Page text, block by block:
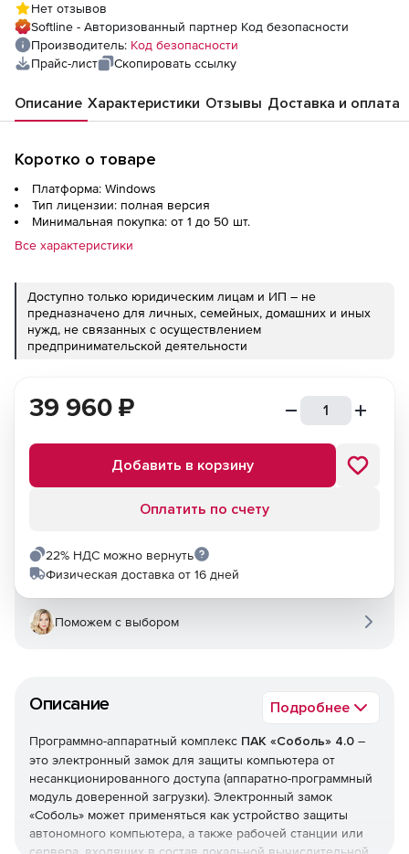
российским микроконтроллером Миландр,
сертификат ФСТЭК России
Нет отзывов
Softline - Авторизованный партнер Код безопасности
Производитель: Код безопасности
Прайс-лист
Скопировать ссылку
Описание Характеристики Отзывы Доставка и оплата
Коротко о товаре
Платформа: Windows
Тип лицензии: полная версия
Минимальная покупка: от 1 до 50 шт.
Все характеристики
Доступно только юридическим лицам и ИП – не
предназначено для личных, семейных, домашних и иных
нужд, не связанных с осуществлением
предпринимательской деятельности
Описание Подробнее
Программно-аппаратный комплекс ПАК «Соболь» 4.0 –
это электронный замок для защиты компьютера от
несанкционированного доступа (аппаратно-программный
модуль доверенной загрузки). Электронный замок
«Соболь» может применяться как устройство защиты
автономного компьютера, а также рабочей станции или
39 960 ₽
Добавить в корзину
Оплатить по счету
22% НДС можно вернуть
Физическая доставка от 16 дней
Поможем с выбором